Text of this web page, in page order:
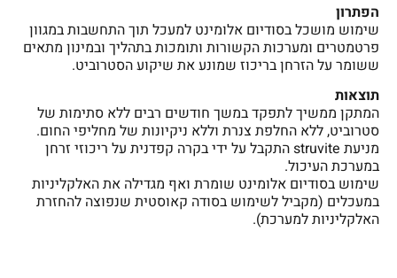
הפתרון
שימוש מושכל בסודיום אלומינט למעכל תוך התחשבות במגוון
פרטמטרים ומערכות הקשורות ותומכות בתהליך ובמינון מתאים
ששומר על הזרחן בריכוז שמונע את שיקוע הסטרוביט.
תוצאות
המתקן ממשיך לתפקד במשך חודשים רבים ללא סתימות של
סטרוביט, ללא החלפת צנרת וללא ניקיונות של מחליפי החום.
מניעת struvite התקבל על ידי בקרה קפדנית על ריכוזי זרחן
במערכת העיכול.
שימוש בסודיום אלומינט שומרת ואף מגדילה את האלקליניות
במעכלים (מקביל לשימוש בסודה קאוסטית שנפוצה להחזרת
האלקליניות למערכת).